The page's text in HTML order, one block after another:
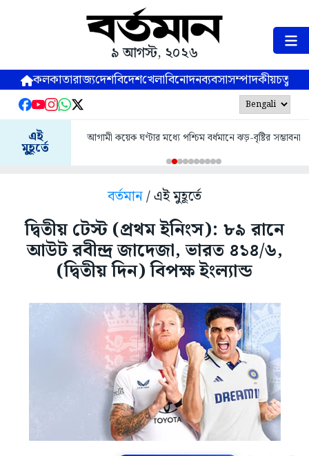
৯ আগস্ট, ২০২৬
কলকাতারাজ্যদেশবিদেশখেলাবিনোদনব্যবসাসম্পাদকীয়
এই
মুহূর্তে
আগামী কয়েক ঘণ্টার মধ্যে পশ্চিম বর্ধমানে ঝড়-বৃষ্টির সম্ভাবনা
বর্তমান/ এই মুহূর্তে
দ্বিতীয় টেস্ট (প্রথম ইনিংস): ৮৯ রানে
আউট রবীন্দ্র জাদেজা, ভারত ৪১৪/৬,
(দ্বিতীয় দিন) বিপক্ষ ইংল্যান্ড